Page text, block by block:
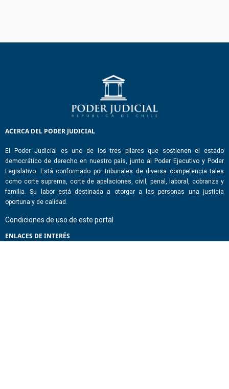
ACERCA DEL PODER JUDICIAL
El Poder Judicial es uno de los tres pilares que sostienen el estado
democrático de derecho en nuestro país, junto al Poder Ejecutivo y Poder
Legislativo. Está conformado por tribunales de diversa competencia tales
como corte suprema, corte de apelaciones, civil, penal, laboral, cobranza y
familia. Su labor está destinada a otorgar a las personas una justicia
oportuna y de calidad.
Condiciones de uso de este portal
ENLACES DE INTERÉS